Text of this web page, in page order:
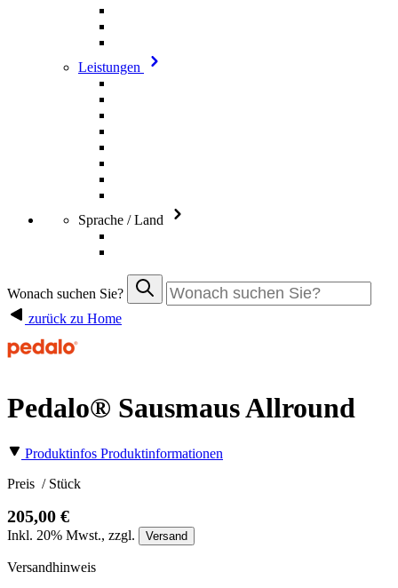
Leistungen
Sprache / Land
Wonach suchen Sie?
zurück zu Home
Pedalo® Sausmaus Allround
Produktinfos Produktinformationen
Preis / Stück
205,00 €
Inkl. 20% Mwst., zzgl. Versand
Versandhinweis